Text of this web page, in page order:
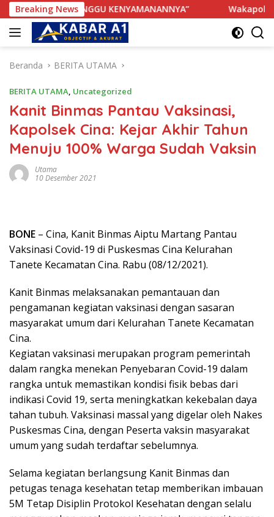
Langsung
ke
konten
Breaking News
TERGANGGU KENYAMANANNYA” Wakapolres Bone
Beranda BERITA UTAMA
BERITA UTAMA, Uncategorized
Kanit Binmas Pantau Vaksinasi,
Kapolsek Cina: Kejar Akhir Tahun
Menuju 100% Warga Sudah Vaksin
Utama
10 Desember 2021
BONE – Cina, Kanit Binmas Aiptu Martang Pantau
Vaksinasi Covid-19 di Puskesmas Cina Kelurahan
Tanete Kecamatan Cina. Rabu (08/12/2021).
Kanit Binmas melaksanakan pemantauan dan
pengamanan kegiatan vaksinasi dengan sasaran
masyarakat umum dari Kelurahan Tanete Kecamatan
Cina.
Kegiatan vaksinasi merupakan program pemerintah
dalam rangka menekan Penyebaran Covid-19 dalam
rangka untuk memastikan kondisi fisik bebas dari
indikasi Covid 19, serta meningkatkan kekebalan daya
tahan tubuh. Vaksinasi massal yang digelar oleh Nakes
Puskesmas Cina, dengan Peserta vaksin masyarakat
umum yang sudah terdaftar sebelumnya.
Selama kegiatan berlangsung Kanit Binmas dan
petugas tenaga kesehatan tetap memberikan imbauan
5M Tetap Disiplin Protokol Kesehatan dengan selalu